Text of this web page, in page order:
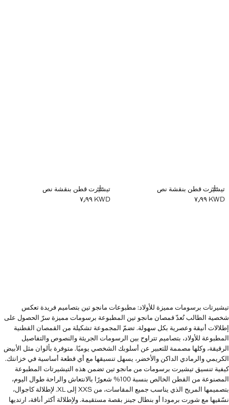
تيشيرت قطن بنقشة نص
إضافة
السعر الحالي [KWD ٧٫٩٩ ]
KWD ٧٫٩٩
تيشيرت قطن بنقشة نص
إضافة
السعر الحالي [KWD ٧٫٩٩ ]
KWD ٧٫٩٩
تيشيرتات برسومات مميزة للأولاد: مطبوعات مانجو تين بتصاميم فريدة تعكس
شخصية الطالب تُعدّ قمصان مانجو تين المطبوعة برسومات مميزة سرّ الحصول على
إطلالات أنيقة وعصرية بكل سهولة. تضمّ المجموعة تشكيلة من القمصان القطنية
المطبوعة للأولاد، بتصاميم تتراوح بين الرسومات الجريئة والنصوص والتفاصيل
الرقيقة، وكلها مصممة للتعبير عن أسلوبك الشخصي يوميًا. متوفرة بألوان مثل الأبيض
الكريمي والرمادي الداكن والأخضر، يسهل تنسيقها مع أي قطعة أساسية في خزانتك.
كيفية تنسيق تيشيرت برسومات من مانجو تين تضمن هذه التيشيرتات المطبوعة
المصنوعة من القطن الخالص بنسبة 100% شعورًا بالانتعاش والراحة طوال اليوم،
بتصميمها المريح الذي يناسب جميع المقاسات، من XXS إلى XL. لإطلالة كاجوال،
نسّقيها مع شورت برمودا أو بنطال جينز بقصة مستقيمة. ولإطلالة أكثر أناقة، ارتديها